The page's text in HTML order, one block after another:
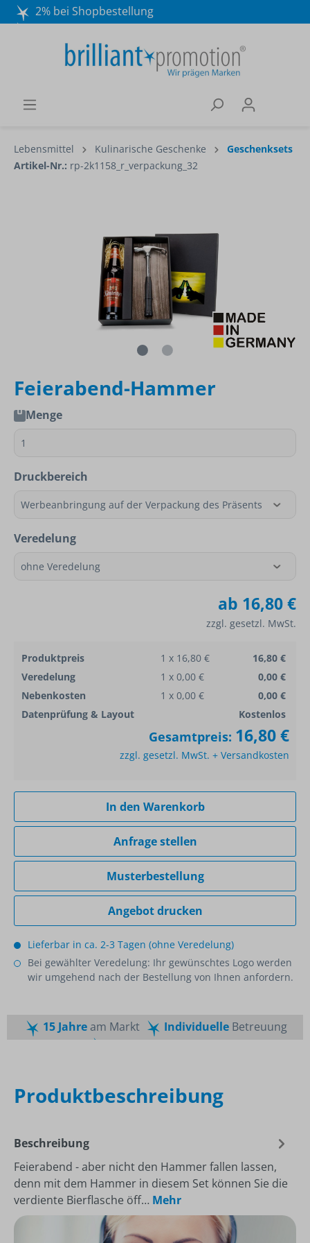
2% bei Shopbestellung
Wir beraten Sie gerne:
040 / 570 18 25 70
Lebensmittel Kulinarische Geschenke
Geschenksets
Artikel-Nr.: rp-2k1158_r_verpackung_32
Feierabend-Hammer
Menge
Druckbereich
Veredelung
ab 16,80 €
zzgl. gesetzl. MwSt.
Produktpreis 1 x 16,80 €
16,80 €
Veredelung
1 x 0,00 €
0,00 €
Nebenkosten
1 x 0,00 €
0,00 €
Datenprüfung & Layout
Kostenlos
Gesamtpreis: 16,80 €
zzgl. gesetzl. MwSt. + Versandkosten
In den Warenkorb
Anfrage stellen
Musterbestellung
Angebot drucken
Lieferbar in ca. 2-3 Tagen (ohne Veredelung)
Bei gewählter Veredelung: Ihr gewünschtes Logo werden
wir umgehend nach der Bestellung von Ihnen anfordern.
15 Jahream Markt IndividuelleBetreuung
Produktbeschreibung
Beschreibung
Feierabend - aber nicht den Hammer fallen lassen,
denn mit dem Hammer in diesem Set können Sie die
verdiente Bierflasche öff… Mehr